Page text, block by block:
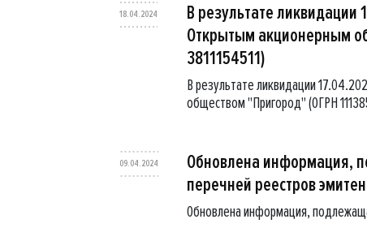
18.04.2024
В результате
Открытым акционерным
3811154511)
В результате ликвидации
обществом "Пригород" (ОГРН
09.04.2024
Обновлена информация,
перечней реестров
Обновлена информация,